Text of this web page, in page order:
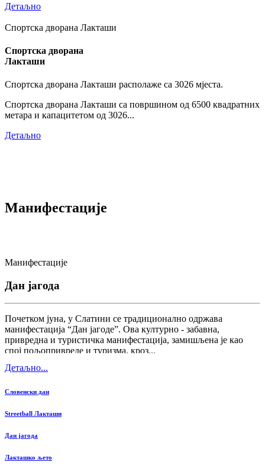
Детаљно
Спортска дворана Лакташи
Спортска дворана
Лакташи
Спортска дворана Лакташи располаже са 3026 мјеста.
Спортска дворана Лакташи са површином од 6500 квадратних
метара и капацитетом од 3026...
Детаљно
Манифестације
Манифестације
Дан јагода
Почетком јуна, у Слатини се традиционално одржава
манифестација “Дан јагоде”. Ова културно - забавна,
привредна и туристичка манифестација, замишљена је као
спој пољопривреде и туризма, кроз...
Детаљно...
Словенски дан
Streetball Лакташи
Дан јагода
Лакташко љето